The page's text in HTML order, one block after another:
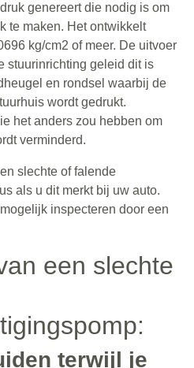
genereert die nodig is om
te maken. Het ontwikkelt
kg/cm2 of meer. De uitvoer
stuurinrichting geleid dit is
en rondsel waarbij de
wordt gedrukt.
het anders zou hebben om
verminderd.
slechte of falende
als u dit merkt bij uw auto.
inspecteren door een
een slechte
terwijl je